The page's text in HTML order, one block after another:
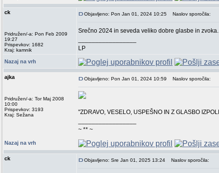
ck
Pridružen/-a: Pon Feb 2009
19:27
Prispevkov: 1682
Kraj: kamnik
Objavljeno: Pon Jan 01, 2024 10:25 Naslov sporočila:
Srečno 2024 in seveda veliko dobre glasbe in zvoka.
LP
Nazaj na vrh
ajka
Pridružen/-a: Tor Maj 2008
10:00
Prispevkov: 3193
Kraj: Sežana
Objavljeno: Pon Jan 01, 2024 10:59 Naslov sporočila:
"ZDRAVO, VESELO, USPEŠNO IN Z GLASBO
~ ** ~
Nazaj na vrh
ck Objavljeno: Sre Jan 01, 2025 13:24 Naslov sporočila: